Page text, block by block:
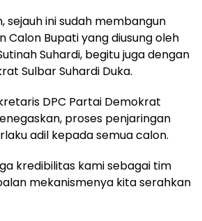
sejauh ini sudah membangun
Calon Bupati yang diusung oleh
Suhardi, begitu juga dengan
Sulbar Suhardi Duka.
DPC Partai Demokrat
proses penjaringan
adil kepada semua calon.
kredibilitas kami sebagai tim
mekanismenya kita serahkan